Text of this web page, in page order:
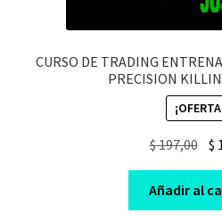
CURSO DE TRADING
PRECISION
$197,00
$
$
Añadir al